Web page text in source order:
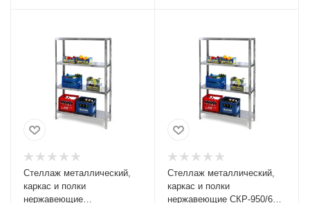
Стеллаж металлический,
каркас и полки
нержавеющие
Стеллаж металлический,
каркас и полки
нержавеющие СКР-950/600